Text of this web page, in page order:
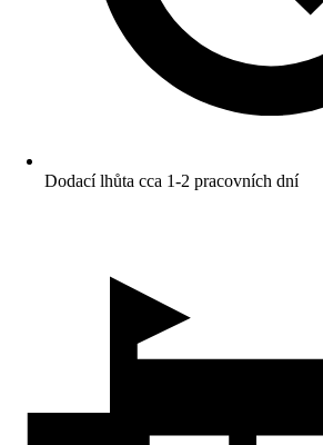
Dodací lhůta cca 1-2 pracovních dní